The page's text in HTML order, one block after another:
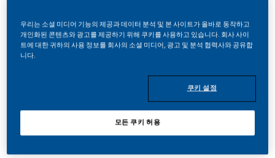
- Ab sofort für 6 Monate Vollzeit in München –
Bei Philip Morris International (PMI) bietet dir unser
Praktikumsprogramm die Möglichkeit, von
우리는 소셜 미디어 기능의 제공과 데이터 분석 및 본 사이트가 올바로 동작하고
개인화된 콘텐츠와 광고를 제공하기 위해 쿠키를 사용하고 있습니다. 회사 사이
트에 대한 귀하의 사용 정보를 회사의 소셜 미디어, 광고 및 분석 협력사와 공유합
니다.
쿠키 설정
모든 쿠키 허용